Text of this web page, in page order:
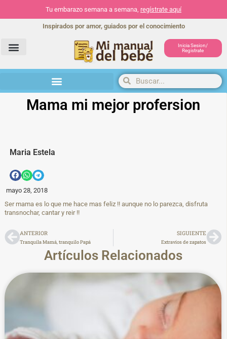
Tu embarazo semana a semana, regístrate aquí
Inspirados por amor, guiados por el conocimiento
Inicia Sesion/
Registrate
Mama mi mejor profersion
Maria Estela
mayo 28, 2018
Ser mama es lo que me hace mas feliz !! aunque no lo parezca, disfruta
transnochar, cantar y reir !!
ANTERIOR
Tranquila Mamá, tranquilo Papá
SIGUIENTE
Extravíos de zapatos
Artículos Relacionados